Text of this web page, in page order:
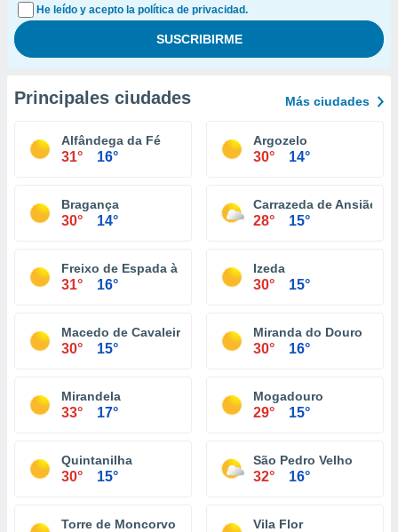
He leído y acepto la política de privacidad.
Principales ciudades Más ciudades
Alfândega da Fé
31° 16°
Argozelo
30° 14°
Bragança
30° 14°
Carrazeda de Ansiães
28° 15°
Freixo de Espada à Cinta
31° 16°
Izeda
30° 15°
Macedo de Cavaleiros
30° 15°
Miranda do Douro
30° 16°
Mirandela
33° 17°
Mogadouro
29° 15°
Quintanilha
30° 15°
São Pedro Velho
32° 16°
Torre de Moncorvo Vila Flor